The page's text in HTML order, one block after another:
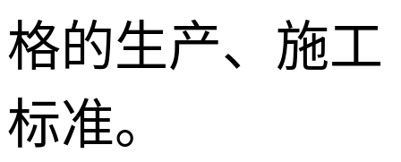
格的生产、施工
标准。